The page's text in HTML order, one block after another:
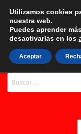
Saltar
contenido
Categorías
Utilizamos cookies
nuestra web.
Puedes aprender
desactivarlas en los
Aceptar